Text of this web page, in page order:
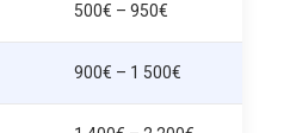
500€ – 950€
900€ – 1 500€